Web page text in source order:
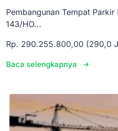
Pembangunan Tempat Parkir
143/HO...
Rp. 290.255.800,00 (290,0
Baca selengkapnya